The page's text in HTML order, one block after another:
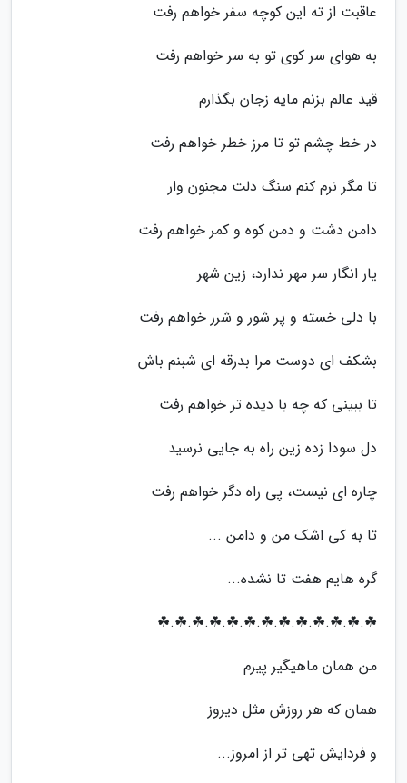
عاقبت از ته این کوچه سفر خواهم رفت
به هوای سر کوی تو به سر خواهم رفت
قید عالم بزنم مایه زجان بگذارم
در خط چشم تو تا مرز خطر خواهم رفت
تا مگر نرم کنم سنگ دلت مجنون وار
دامن دشت و دمن کوه و کمر خواهم رفت
یار انگار سر مهر ندارد، زین شهر
با دلی خسته و پر شور و شرر خواهم رفت
بشکف ای دوست مرا بدرقه ای شبنم باش
تا ببینی که چه با دیده تر خواهم رفت
دل سودا زده زین راه به جایی نرسید
چاره ای نیست، پی راه دگر خواهم رفت
تا به کی اشک من و دامن ...
گره هایم هفت تا نشده...
☘.☘.☘.☘.☘.☘.☘.☘.☘.☘.☘.☘.☘
من همان ماهیگیر پیرم
همان که هر روزش مثل دیروز
و فردایش تهی تر از امروز...